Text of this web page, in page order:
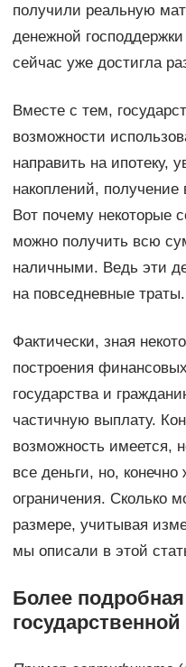
получили реальную
денежной
сейчас уже достигла
Вместе с тем,
возможности
направить на ипотеку,
накоплений,
Вот почему некоторые
можно получить всю
наличными. Ведь эти
на повседневные траты.
Фактически, зная
построения
государства и
частичную выплату.
возможность имеется,
все деньги, но, конечно
ограничения. Сколько
размере, учитывая
мы описали в этой
Более